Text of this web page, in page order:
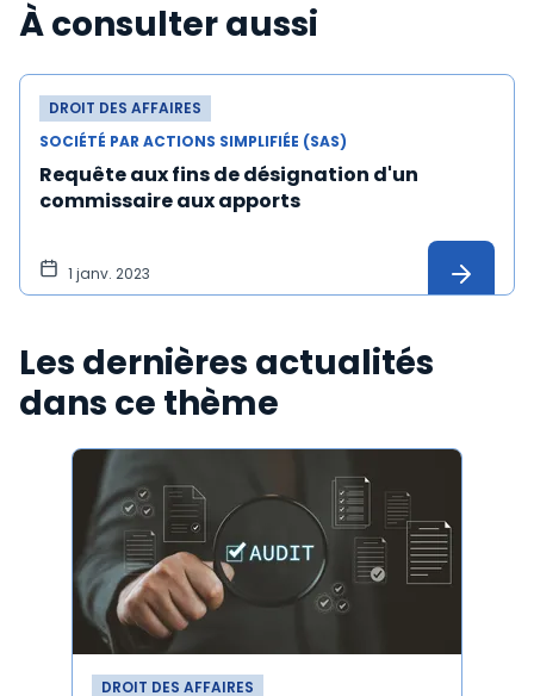
À consulter aussi
DROIT DES AFFAIRES
SOCIÉTÉ PAR ACTIONS SIMPLIFIÉE (SAS)
Requête aux fins de désignation d'un
commissaire aux apports
1 janv. 2023
Les dernières actualités
dans ce thème
DROIT DES AFFAIRES